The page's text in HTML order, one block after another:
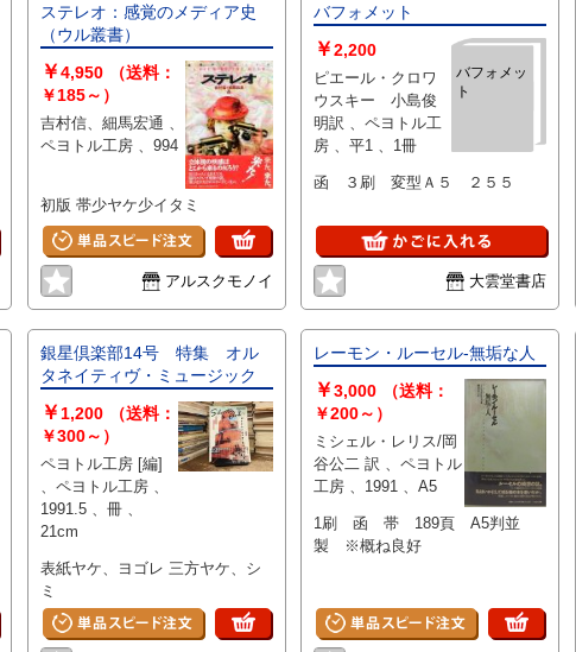
ステレオ：感覚のメディア史
（ウル叢書）
￥4,950
（送料：
￥185～）
吉村信、細馬宏通 、
ペヨトル工房 、994
初版 帯少ヤケ少イタミ
アルスクモノイ
バフォメット
バフォメッ
ト
￥2,200
ピエール・クロワ
ウスキー 小島俊
明訳 、ペヨトル工
房 、平1 、1冊
函 ３刷 変型Ａ５ ２５５
大雲堂書店
銀星倶楽部14号 特集 オル
タネイティヴ・ミュージック
￥ 1,200
（送料：
￥300～）
ペヨトル工房 [編]
、ペヨトル工房 、
1991.5 、冊 、
21cm
表紙ヤケ、ヨゴレ 三方ヤケ、シ
ミ
レーモン・ルーセル-無垢な人
￥3,000
（送料：
￥200～）
ミシェル・レリス/岡
谷公二 訳 、ペヨトル
工房 、1991 、A5
1刷 函 帯 189頁 A5判並
製 ※概ね良好